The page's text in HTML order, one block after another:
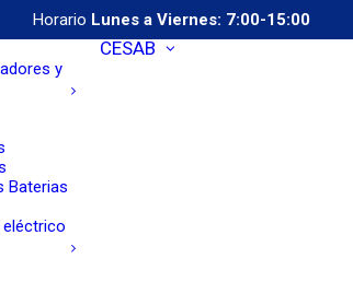
Horario Lunes a Viernes: 7:00-15:00
y
Baterias
eléctrico
CESAB